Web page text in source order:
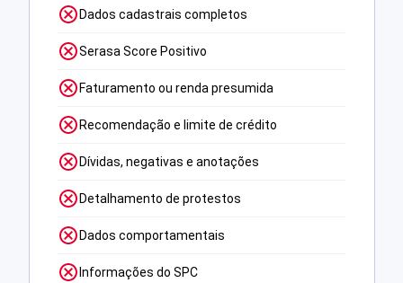
Dados cadastrais completos
Serasa Score Positivo
Faturamento ou renda presumida
Recomendação e limite de crédito
Dívidas, negativas e anotações
Detalhamento de protestos
Dados comportamentais
Informações do SPC